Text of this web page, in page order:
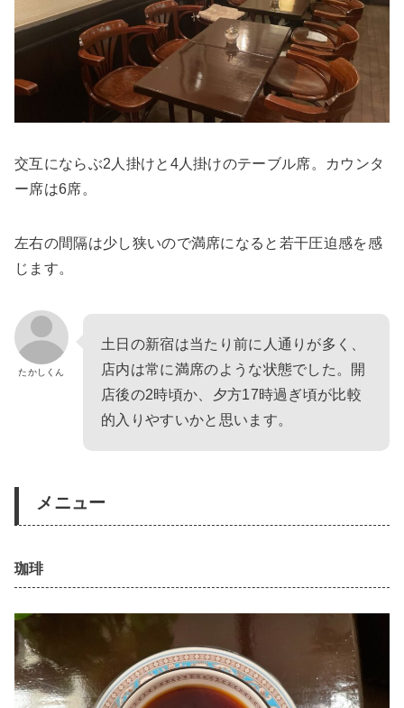
交互にならぶ2人掛けと4人掛けのテーブル席。カウンタ
ー席は6席。
左右の間隔は少し狭いので満席になると若干圧迫感を感
じます。
たかしくん
土日の新宿は当たり前に人通りが多く、
店内は常に満席のような状態でした。開
店後の2時頃か、夕方17時過ぎ頃が比較
的入りやすいかと思います。
メニュー
珈琲